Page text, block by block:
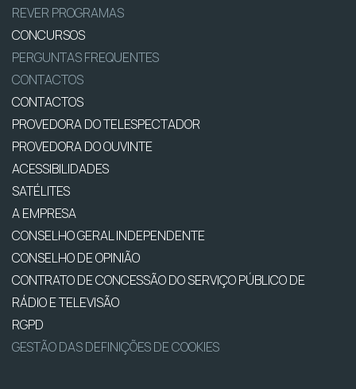
REVER PROGRAMAS
CONCURSOS
PERGUNTAS FREQUENTES
CONTACTOS
CONTACTOS
PROVEDORA DO TELESPECTADOR
PROVEDORA DO OUVINTE
ACESSIBILIDADES
SATÉLITES
A EMPRESA
CONSELHO GERAL INDEPENDENTE
CONSELHO DE OPINIÃO
CONTRATO DE CONCESSÃO DO SERVIÇO PÚBLICO DE
RÁDIO E TELEVISÃO
RGPD
GESTÃO DAS DEFINIÇÕES DE COOKIES